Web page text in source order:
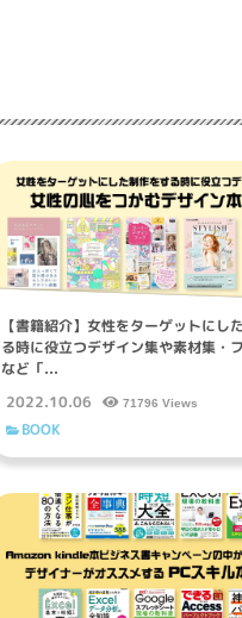
【書籍紹介】女性をターゲットにし
る時に役立つデザイン集や素材集・
など「...
2022.10.06
71796 Views
BOOK